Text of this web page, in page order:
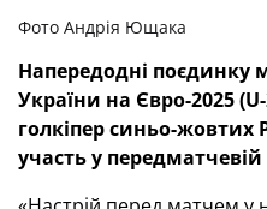
Фото Андрія Ющака
Напередодні поєдинку
України на Євро-2025
голкіпер синьо-жовтих
участь у передматчевій